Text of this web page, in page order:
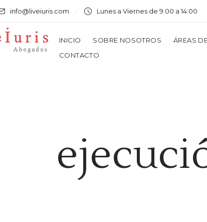
info@liveiuris.com Lunes a Viernes de 9:00 a 14:00
INICIO SOBRE NOSOTROS ÁREAS
CONTACTO